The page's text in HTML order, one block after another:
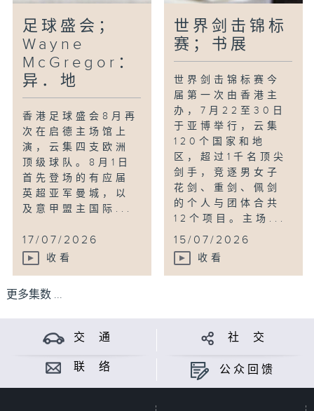
足球盛会；
Wayne
McGregor：
异．地
香港足球盛会8月再
次在启德主场馆上
演，云集四支欧洲
顶级球队。8月1日
首先登场的有应届
英超亚军曼城，以
及意甲盟主国际...
17/07/2026
收看
世界剑击锦标
赛；书展
世界剑击锦标赛今
届第一次由香港主
办，7月22至30日
于亚博举行，云集
120个国家和地
区，超过1千名顶尖
剑手，竞逐男女子
花剑、重剑、佩剑
的个人与团体合共
12个项目。主场...
15/07/2026
收看
更多集数 ...
交 通 社 交
联 络 公众回馈